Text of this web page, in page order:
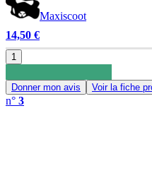
Maxiscoot
14,50 €
1
Donner mon avis Voir la fiche
n° 3